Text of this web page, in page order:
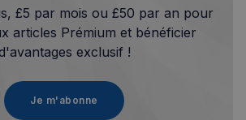
£5 par mois ou £50 par an pour
articles Prémium et bénéficier
exclusif !
Je m'abonne